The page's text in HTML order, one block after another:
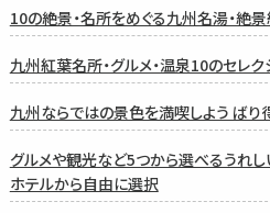
10の絶景・名所をめぐる九州名湯・絶
九州紅葉名所・グルメ・温泉10のセレク
九州ならではの景色を満喫しよう ばり
グルメや観光など5つから選べるうれ
ホテルから自由に選択